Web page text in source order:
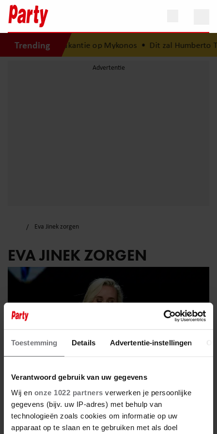
Toestemming Details Advertentie-instellingen
Verantwoord gebruik van uw gegevens
Wij en onze 1022 partners verwerken je persoonlijke
gegevens (bijv. uw IP-adres) met behulp van
technologieën zoals cookies om informatie op uw
apparaat op te slaan en te gebruiken met als doel
Trending
na van droomvakantie op Mykonos• Dit zal Humberto
Eva Jinek zorgen
EVA JINEK ZORGEN
23 januari 2024